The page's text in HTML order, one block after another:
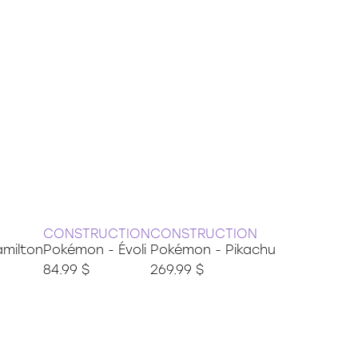
CONSTRUCTION
Pokémon - Évoli
84.99 $
CONSTRUCTION
Pokémon - Pikachu
269.99 $